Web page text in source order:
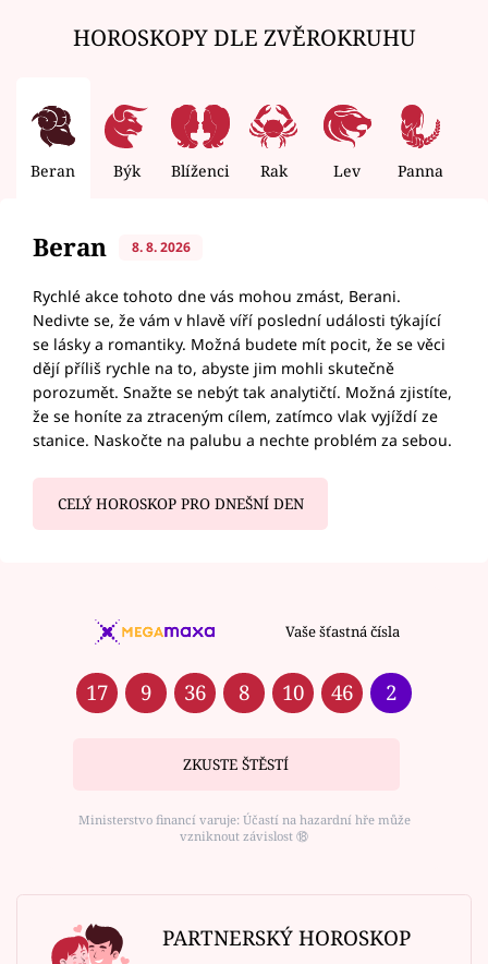
HOROSKOPY DLE ZVĚROKRUHU
Beran Býk Blíženci Rak Lev Panna
Beran 8. 8. 2026
Rychlé akce tohoto dne vás mohou zmást, Berani.
Nedivte se, že vám v hlavě víří poslední události týkající
se lásky a romantiky. Možná budete mít pocit, že se věci
dějí příliš rychle na to, abyste jim mohli skutečně
porozumět. Snažte se nebýt tak analytičtí. Možná zjistíte,
že se honíte za ztraceným cílem, zatímco vlak vyjíždí ze
stanice. Naskočte na palubu a nechte problém za sebou.
CELÝ HOROSKOP PRO DNEŠNÍ DEN
Vaše šťastná čísla
17 9 36 8 10 46 2
ZKUSTE ŠTĚSTÍ
Ministerstvo financí varuje: Účastí na hazardní hře může
vzniknout závislost ⑱
PARTNERSKÝ HOROSKOP